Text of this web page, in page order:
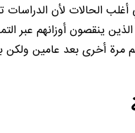
الحالات لأن
ينقصون أوزانهم عبر
مرة أخرى بعد عامين